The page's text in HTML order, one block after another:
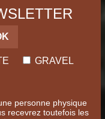
GRAVEL
personne physique
recevrez toutefois les